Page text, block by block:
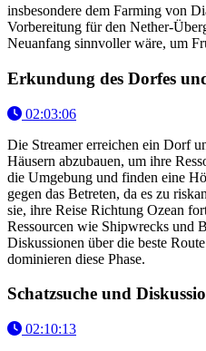
insbesondere dem Farming von
Vorbereitung für den Nether-
Neuanfang sinnvoller wäre, um
Erkundung des Dorfes
02:03:06
Die Streamer erreichen ein Dorf
Häusern abzubauen, um ihre
die Umgebung und finden eine
gegen das Betreten, da es zu
sie, ihre Reise Richtung Ozean
Ressourcen wie Shipwrecks und
Diskussionen über die beste
dominieren diese Phase.
Schatzsuche und
02:10:13